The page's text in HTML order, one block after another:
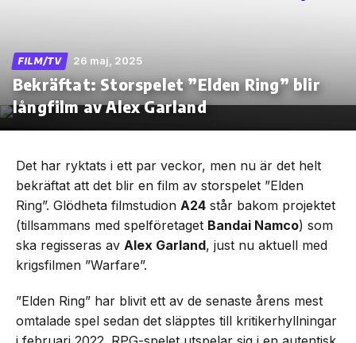
Skip
the
FILM/TV 26 maj, 2025
Bekräftat: Storspelet ”Elden Ring” blir
långfilm av Alex Garland
Det har ryktats i ett par veckor, men nu är det helt
bekräftat att det blir en film av storspelet ”Elden
Ring”. Glödheta filmstudion A24 står bakom projektet
(tillsammans med spelföretaget Bandai Namco) som
ska regisseras av Alex Garland, just nu aktuell med
krigsfilmen ”Warfare”.
”Elden Ring” har blivit ett av de senaste årens mest
omtalade spel sedan det släpptes till kritikerhyllningar